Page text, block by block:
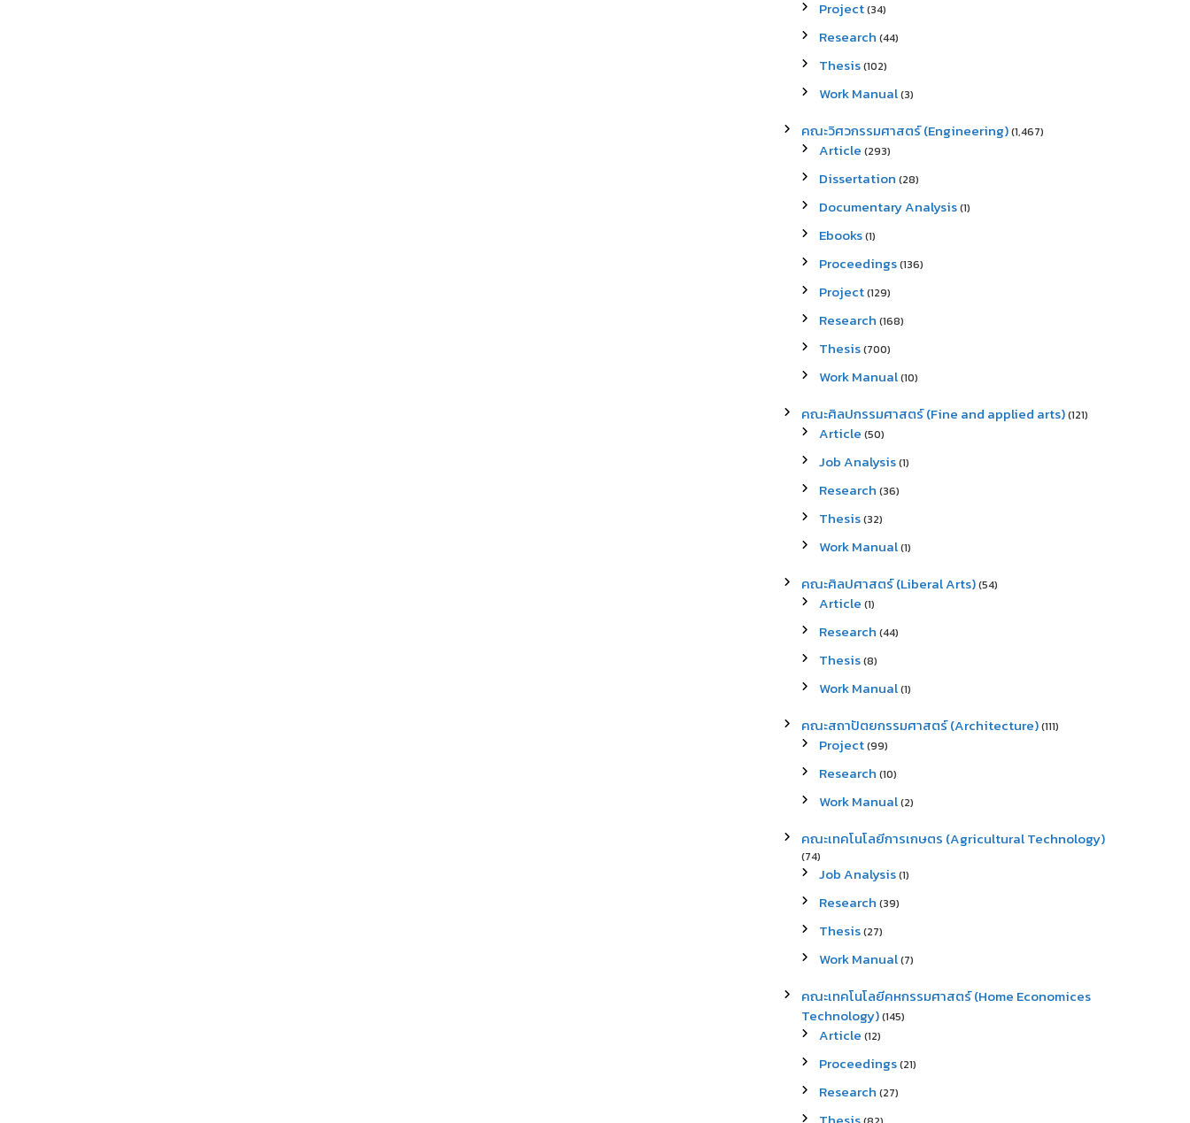
Project(34)
Research (44)
Thesis(102)
Work Manual(3)
คณะวิศวกรรมศาสตร์ (Engineering)(1,467)
Article (293)
Dissertation (28)
Documentary Analysis(1)
Ebooks(1)
Proceedings(136)
Project(129)
Research (168)
Thesis(700)
Work Manual(10)
คณะศิลปกรรมศาสตร์ (Fine and applied arts)(121)
Article (50)
Job Analysis(1)
Research (36)
Thesis(32)
Work Manual(1)
คณะศิลปศาสตร์ (Liberal Arts)(54)
Article (1)
Research (44)
Thesis(8)
Work Manual(1)
คณะสถาปัตยกรรมศาสตร์ (Architecture)(111)
Project(99)
Research (10)
Work Manual(2)
คณะเทคโนโลยีการเกษตร (Agricultural Technology)
(74)
Job Analysis(1)
Research (39)
Thesis(27)
Work Manual(7)
คณะเทคโนโลยีคหกรรมศาสตร์ (Home Economices
Technology)(145)
Article (12)
Proceedings(21)
Research (27)